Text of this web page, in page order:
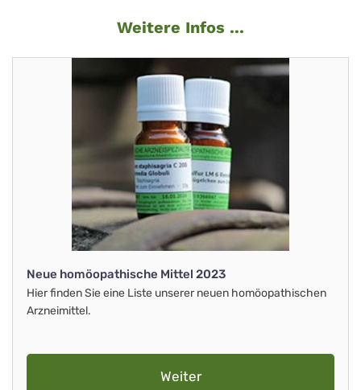
Weitere Infos ...
Neue homöopathische Mittel 2023
Hier finden Sie eine Liste unserer neuen homöopathischen
Arzneimittel.
Weiter